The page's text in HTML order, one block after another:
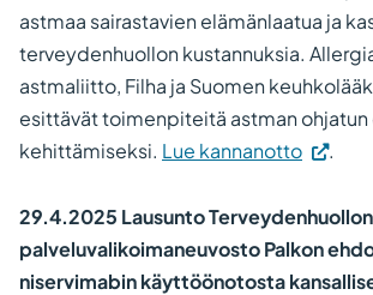
astmaa sairastavien elämänlaatua ja
terveydenhuollon kustannuksia.
astmaliitto, Filha ja Suomen
esittävät toimenpiteitä astman
kehittämiseksi. Lue kannanotto .
29.4.2025 Lausunto Terveydenhuollon
palveluvalikoimaneuvosto Palkon
niservimabin käyttöönotosta